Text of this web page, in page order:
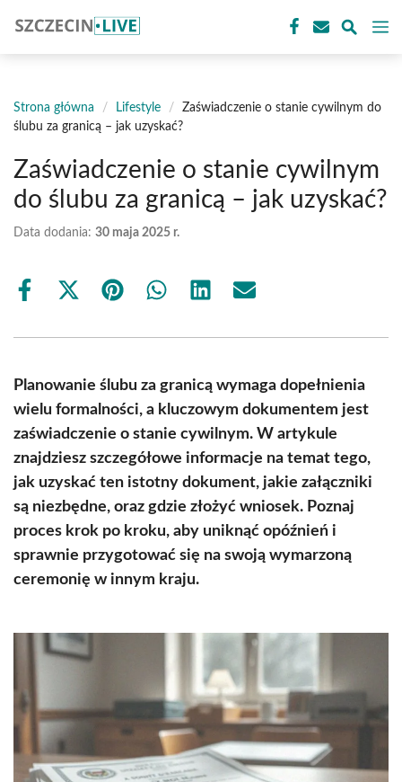
treści
Strona główna / Lifestyle /
Zaświadczenie o stanie cywilnym do
ślubu za granicą – jak uzyskać?
Zaświadczenie o stanie cywilnym
do ślubu za granicą – jak uzyskać?
Data dodania: 30 maja 2025 r.
Share
Share
(Twitter)
Share Share Share Share
Planowanie ślubu za granicą wymaga dopełnienia
wielu formalności, a kluczowym dokumentem jest
zaświadczenie o stanie cywilnym. W artykule
znajdziesz szczegółowe informacje na temat tego,
jak uzyskać ten istotny dokument, jakie załączniki
są niezbędne, oraz gdzie złożyć wniosek. Poznaj
proces krok po kroku, aby uniknąć opóźnień i
sprawnie przygotować się na swoją wymarzoną
ceremonię w innym kraju.